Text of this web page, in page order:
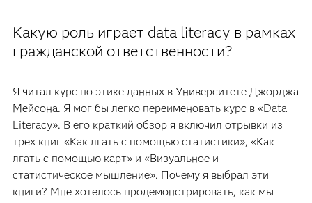
Какую роль играет data literacy в рамках
гражданской ответственности?
Я читал курс по этике данных в Университете Джорджа
Мейсона. Я мог бы легко переименовать курс в «Data
Literacy». В его краткий обзор я включил отрывки из
трех книг «Как лгать с помощью статистики», «Как
лгать с помощью карт» и «Визуальное и
статистическое мышление». Почему я выбрал эти
книги? Мне хотелось продемонстрировать, как мы